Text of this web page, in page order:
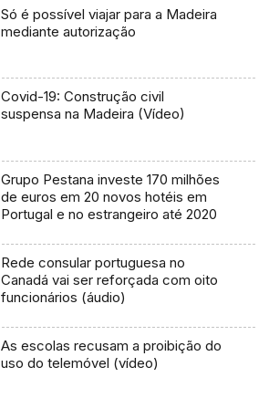
Só é possível viajar para a Madeira
mediante autorização
Covid-19: Construção civil
suspensa na Madeira (Vídeo)
Grupo Pestana investe 170 milhões
de euros em 20 novos hotéis em
Portugal e no estrangeiro até 2020
Rede consular portuguesa no
Canadá vai ser reforçada com oito
funcionários (áudio)
As escolas recusam a proibição do
uso do telemóvel (vídeo)